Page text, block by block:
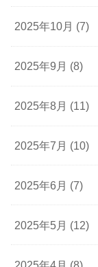
2025年10月 (7)
2025年9月 (8)
2025年8月 (11)
2025年7月 (10)
2025年6月 (7)
2025年5月 (12)